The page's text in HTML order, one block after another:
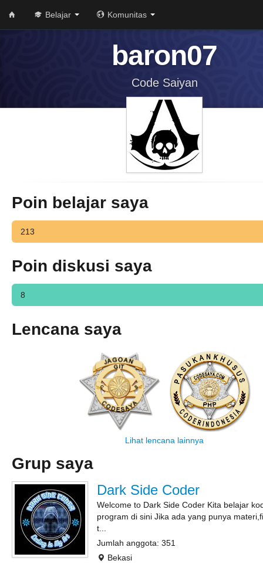
Belajar Komunitas
baron07
Code Saiyan
Poin belajar saya
213
Poin diskusi saya
8
Lencana saya
Lihat lencana lainnya
Grup saya
Dark Side Coder
Welcome to Dark Side Coder Kita belajar
program di sini Jika ada yang punya
t...
Jumlah anggota: 351
Bekasi